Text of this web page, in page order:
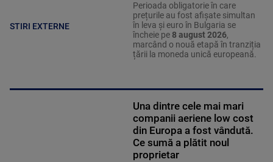
STIRI EXTERNE
Perioada obligatorie în care
prețurile au fost afișate simultan
în leva și euro în Bulgaria se
încheie pe 8 august 2026,
marcând o nouă etapă în tranziția
țării la moneda unică europeană.
Una dintre cele mai mari
companii aeriene low cost
din Europa a fost vândută.
Ce sumă a plătit noul
proprietar